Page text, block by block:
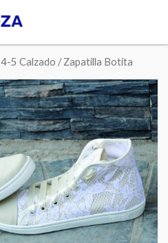
4-5 Calzado / Zapatilla Botita